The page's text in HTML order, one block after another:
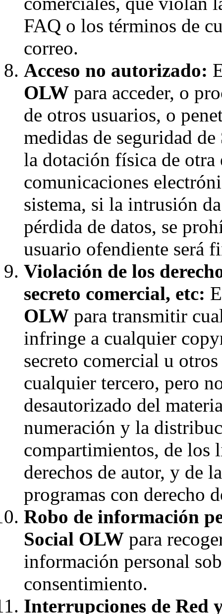
FAQ o los términos de
correo.
Acceso no autorizado:
OLW para acceder, o
de otros usuarios, o
medidas de seguridad de
la dotación física de otra
comunicaciones
sistema, si la intrusión
pérdida de datos, se
usuario ofendiente será
Violación de los
secreto comercial, etc:
OLW para transmitir
infringe a cualquier
secreto comercial u
cualquier tercero, pero
desautorizado del
numeración y la
compartimientos, de los
derechos de autor, y de
programas con derecho
Robo de información
Social OLW para
información personal
consentimiento.
Interrupciones de Red